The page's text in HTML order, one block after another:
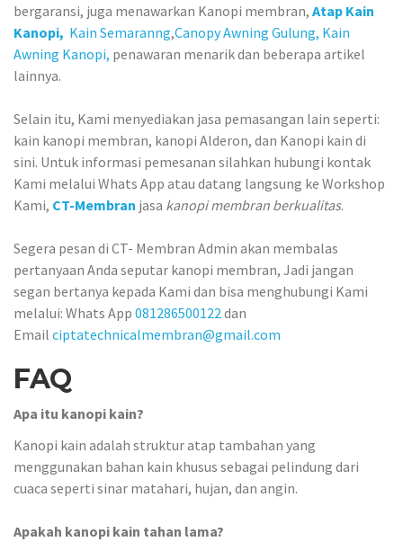
bergaransi, juga menawarkan Kanopi membran, Atap Kain
Kanopi, Kain Semaranng,Canopy Awning Gulung, Kain
Awning Kanopi, penawaran menarik dan beberapa artikel
lainnya.
Selain itu, Kami menyediakan jasa pemasangan lain seperti:
kain kanopi membran, kanopi Alderon, dan Kanopi kain di
sini. Untuk informasi pemesanan silahkan hubungi kontak
Kami melalui Whats App atau datang langsung ke Workshop
Kami, CT-Membran jasa kanopi membran berkualitas.
Segera pesan di CT- Membran Admin akan membalas
pertanyaan Anda seputar kanopi membran, Jadi jangan
segan bertanya kepada Kami dan bisa menghubungi Kami
melalui: Whats App 081286500122 dan
Email ciptatechnicalmembran@gmail.com
FAQ
Apa itu kanopi kain?
Kanopi kain adalah struktur atap tambahan yang
menggunakan bahan kain khusus sebagai pelindung dari
cuaca seperti sinar matahari, hujan, dan angin.
Apakah kanopi kain tahan lama?